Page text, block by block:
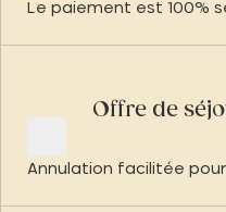
Le paiement est 100%
Offre de
Annulation facilitée